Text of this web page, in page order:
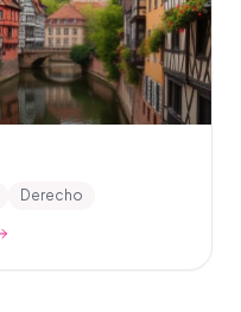
Derecho